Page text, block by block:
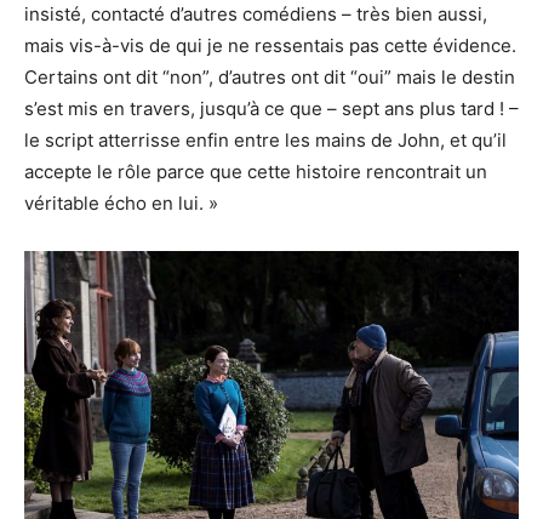
insisté, contacté d’autres comédiens – très bien aussi,
mais vis-à-vis de qui je ne ressentais pas cette évidence.
Certains ont dit “non”, d’autres ont dit “oui” mais le destin
s’est mis en travers, jusqu’à ce que – sept ans plus tard ! –
le script atterrisse enfin entre les mains de John, et qu’il
accepte le rôle parce que cette histoire rencontrait un
véritable écho en lui. »